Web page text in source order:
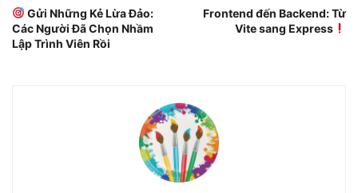
Gửi Những Kẻ Lừa Đảo:
Các Người Đã Chọn Nhầm
Lập Trình Viên Rồi
Frontend đến Backend: Từ
Vite sang Express